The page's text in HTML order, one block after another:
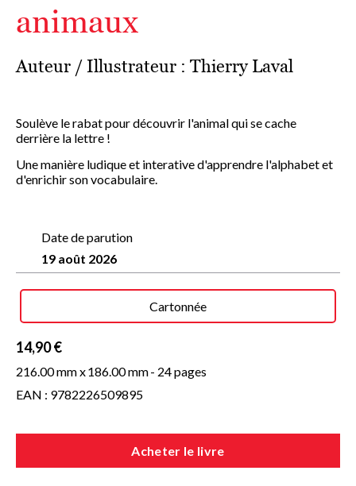
animaux
Auteur / Illustrateur : Thierry Laval
Soulève le rabat pour découvrir l'animal qui se cache
derrière la lettre !
Une manière ludique et interative d'apprendre l'alphabet et
d'enrichir son vocabulaire.
Date de parution
19 août 2026
Cartonnée
14,90 €
216.00 mm x186.00 mm- 24 pages
EAN : 9782226509895
Acheter le livre